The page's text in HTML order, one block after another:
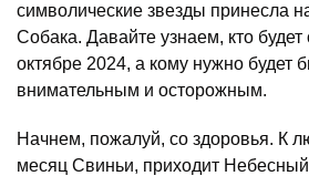
символические звезды принесла
Собака. Давайте узнаем, кто будет
октябре 2024, а кому нужно будет
внимательным и осторожным.
Начнем, пожалуй, со здоровья. К
месяц Свиньи, приходит